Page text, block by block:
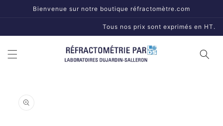
passerBienvenue sur notre boutique réfractomètre.com
Tous nos prix sont exprimés en HT.
produits